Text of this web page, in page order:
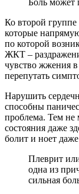
Боль может
Ко второй группе
которые
по которой
ЖКТ –
чувство жжения
перепутать
Нарушить
способны
проблема. Тем не
состояния даже
болит и ноет
Плеврит
одна из
сильная